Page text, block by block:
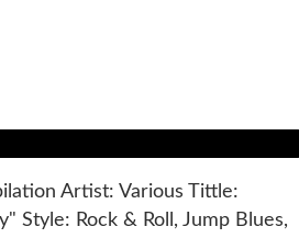
Artist: Various Tittle:
Style: Rock & Roll, Jump Blues,